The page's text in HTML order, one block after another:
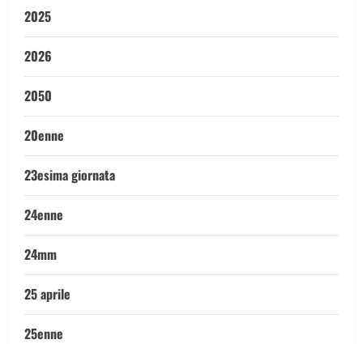
2025
2026
2050
20enne
23esima giornata
24enne
24mm
25 aprile
25enne